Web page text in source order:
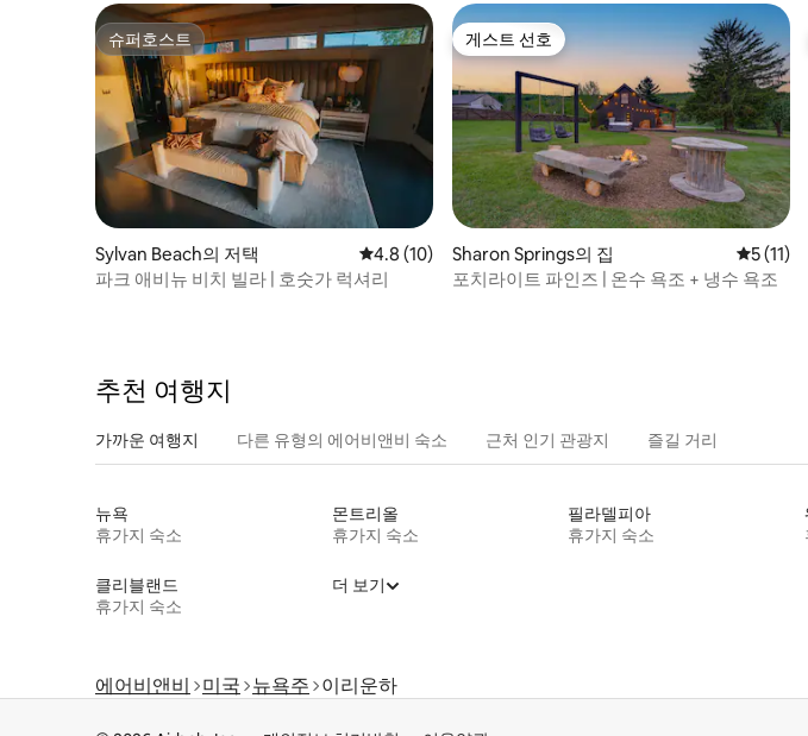
슈퍼호스트
슈퍼호스트
Sylvan Beach의 저택 평점 4.8점(5점 만점), 후기 10개
4.8 (10)
파크 애비뉴 비치 빌라 | 호숫가 럭셔리
게스트 선호
게스트 선호
Sharon Springs의 집 평점 5점
5 (11)
포치라이트 파인즈 | 온수 욕조 + 냉수 욕조
추천 여행지
가까운 여행지 다른 유형의 에어비앤비 숙소 근처 인기 관광지 즐길 거리
뉴욕
휴가지 숙소
몬트리올
휴가지 숙소
필라델피아
휴가지 숙소
클리블랜드
휴가지 숙소
더 보기
에어비앤비 미국 뉴욕주 이리운하